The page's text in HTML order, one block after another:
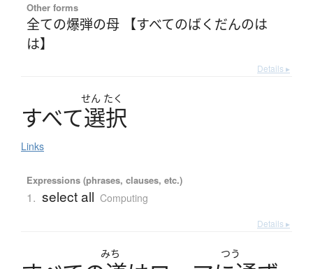
Other forms
全ての爆弾の母 【すべてのばくだんのは
は】
Details ▸
せん たく
すべて選択
Links
Expressions (phrases, clauses, etc.)
1. select all Computing
Details ▸
みち つう